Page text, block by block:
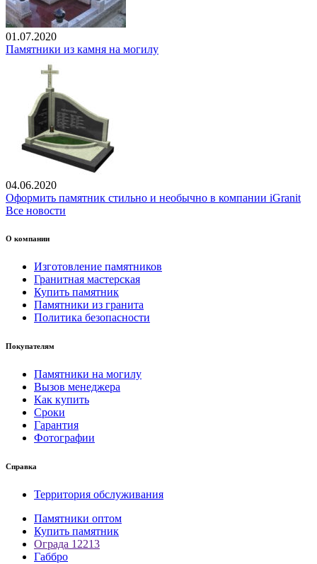
01.07.2020
Памятники из камня на могилу
04.06.2020
Оформить памятник стильно и необычно в компании iGranit
Все новости
О компании
Изготовление памятников
Гранитная мастерская
Купить памятник
Памятники из гранита
Политика безопасности
Покупателям
Памятники на могилу
Вызов менеджера
Как купить
Сроки
Гарантия
Фотографии
Справка
Территория обслуживания
Памятники оптом
Купить памятник
Ограда 12213
Габбро